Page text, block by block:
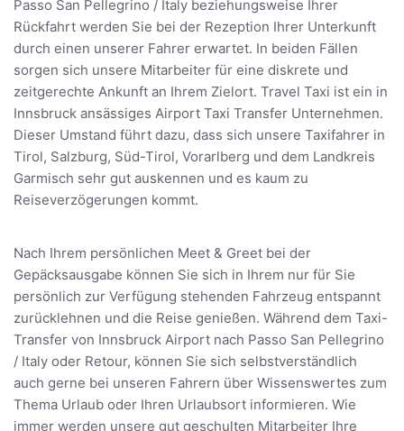
Passo San Pellegrino / Italy beziehungsweise Ihrer
Rückfahrt werden Sie bei der Rezeption Ihrer Unterkunft
durch einen unserer Fahrer erwartet. In beiden Fällen
sorgen sich unsere Mitarbeiter für eine diskrete und
zeitgerechte Ankunft an Ihrem Zielort. Travel Taxi ist ein in
Innsbruck ansässiges Airport Taxi Transfer Unternehmen.
Dieser Umstand führt dazu, dass sich unsere Taxifahrer in
Tirol, Salzburg, Süd-Tirol, Vorarlberg und dem Landkreis
Garmisch sehr gut auskennen und es kaum zu
Reiseverzögerungen kommt.
Nach Ihrem persönlichen Meet & Greet bei der
Gepäcksausgabe können Sie sich in Ihrem nur für Sie
persönlich zur Verfügung stehenden Fahrzeug entspannt
zurücklehnen und die Reise genießen. Während dem Taxi-
Transfer von Innsbruck Airport nach Passo San Pellegrino
/ Italy oder Retour, können Sie sich selbstverständlich
auch gerne bei unseren Fahrern über Wissenswertes zum
Thema Urlaub oder Ihren Urlaubsort informieren. Wie
immer werden unsere gut geschulten Mitarbeiter Ihre